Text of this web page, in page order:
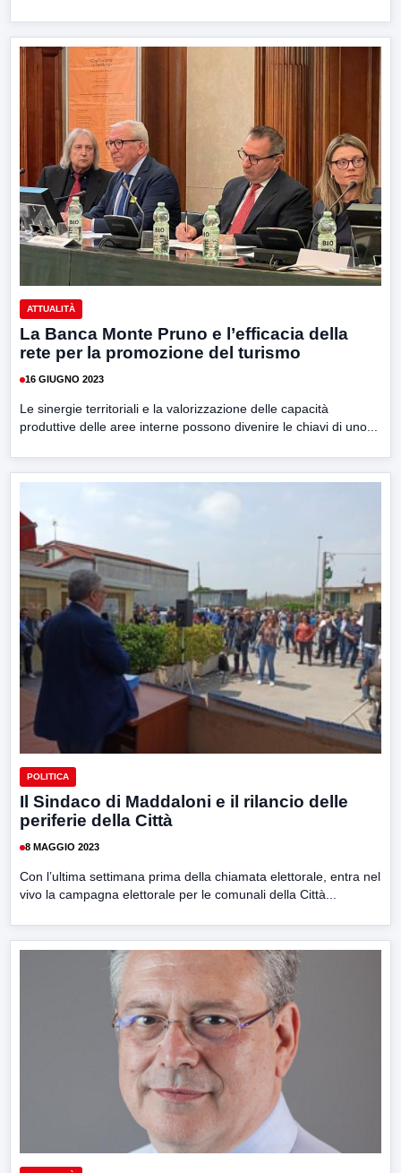
ATTUALITÀ
La Banca Monte Pruno e l’efficacia della
rete per la promozione del turismo
16 GIUGNO 2023
Le sinergie territoriali e la valorizzazione delle capacità
produttive delle aree interne possono divenire le chiavi di uno...
POLITICA
Il Sindaco di Maddaloni e il rilancio delle
periferie della Città
8 MAGGIO 2023
Con l’ultima settimana prima della chiamata elettorale, entra nel
vivo la campagna elettorale per le comunali della Città...